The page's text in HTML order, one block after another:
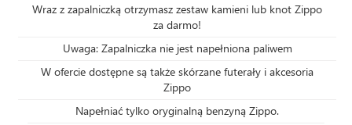
Wraz z zapalniczką otrzymasz zestaw kamieni lub knot Zippo
za darmo!
Uwaga: Zapalniczka nie jest napełniona paliwem
W ofercie dostępne są także skórzane futerały i akcesoria
Zippo
Napełniać tylko oryginalną benzyną Zippo.